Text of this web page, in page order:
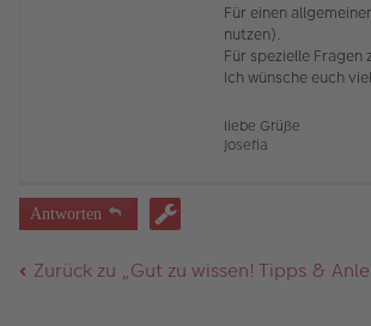
Für einen
nutzen).
Für spezielle Fragen
Ich wünsche euch
liebe Grüße
Josefia
Antworten
Zurück zu „Gut zu wissen! Tipps &